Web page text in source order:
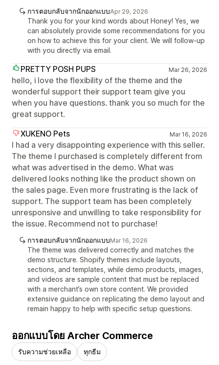
การตอบกลับจากนักออกแบบApr 29, 2026
Thank you for your kind words about Honey! Yes, we
can absolutely provide some recommendations for you
on how to achieve this for your client. We will follow-up
with you directly via email.
PRETTY POSH PUPS Mar 26, 2026
hello, i love the flexibility of the theme and the
wonderful support their support team give you
when you have questions. thank you so much for the
great support.
XUKENO Pets
Mar 16, 2026
I had a very disappointing experience with this seller.
The theme I purchased is completely different from
what was advertised in the demo. What was
delivered looks nothing like the product shown on
the sales page. Even more frustrating is the lack of
support. The support team has been completely
unresponsive and unwilling to take responsibility for
the issue. Recommend not to purchase!
การตอบกลับจากนักออกแบบMar 16, 2026
The theme was delivered correctly and matches the
demo structure. Shopify themes include layouts,
sections, and templates, while demo products, images,
and videos are sample content that must be replaced
with a merchant’s own store content. We provided
extensive guidance on replicating the demo layout and
remain happy to help with specific setup questions.
ออกแบบโดย Archer Commerce
รับความช่วยเหลือ ทุกธีม